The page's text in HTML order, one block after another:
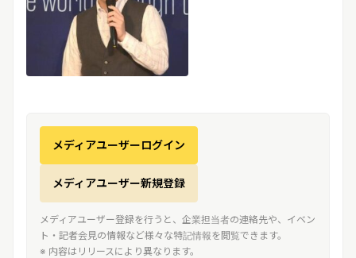
メディアユーザーログイン
メディアユーザー新規登録
メディアユーザー登録を行うと、企業担当者の連絡先や、イベン
ト・記者会見の情報など様々な特記情報を閲覧できます。
※ 内容はリリースにより異なります。